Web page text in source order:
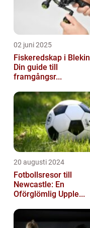
02 juni 2025
Fiskeredskap i
Din guide till
framgångsr...
20 augusti 2024
Fotbollsresor till
Newcastle: En
Oförglömlig Upple...